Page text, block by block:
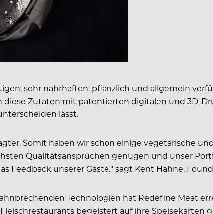
sehr nahrhaften, pflanzlich und allgemein
diese Zutaten mit patentierten digitalen und 3D-
lässt.
Somit haben wir schon einige vegetarische
Qualitätsansprüchen genügen und unser
Feedback unserer Gäste.“ sagt Kent Hahne,
Technologien hat Redefine Meat
begeistert auf ihre